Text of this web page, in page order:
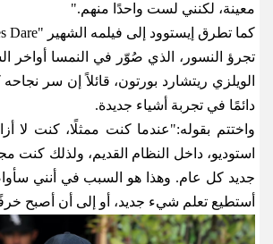
معينة، لكنني لست واحدًا منهم."
كما تطرق إيستوود إلى فيلمه الشهير "Where Eagles Dare"
تجرؤ النسور، الذي صُوّر في النمسا أواخر
الويلزي ريتشارد بورتون، قائلاً إن سر
دائمًا في تجربة أشياء جديدة.
واختتم بقوله:"عندما كنت ممثلًا، كنت لا
استوديو، داخل النظام القديم، ولذلك كنت
جديد كل عام. وهذا هو السبب في أنني
أستطيع تعلم شيء جديد، أو إلى أن أصبح